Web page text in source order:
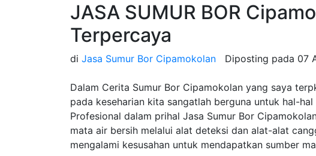
JASA SUMUR BOR
Terpercaya
di Jasa Sumur Bor Cipamokolan Diposting pada 07
Dalam Cerita Sumur Bor Cipamokolan yang saya
pada keseharian kita sangatlah berguna untuk hal-
Profesional dalam prihal Jasa Sumur Bor
mata air bersih melalui alat deteksi dan alat-alat
mengalami kesusahan untuk mendapatkan sumber